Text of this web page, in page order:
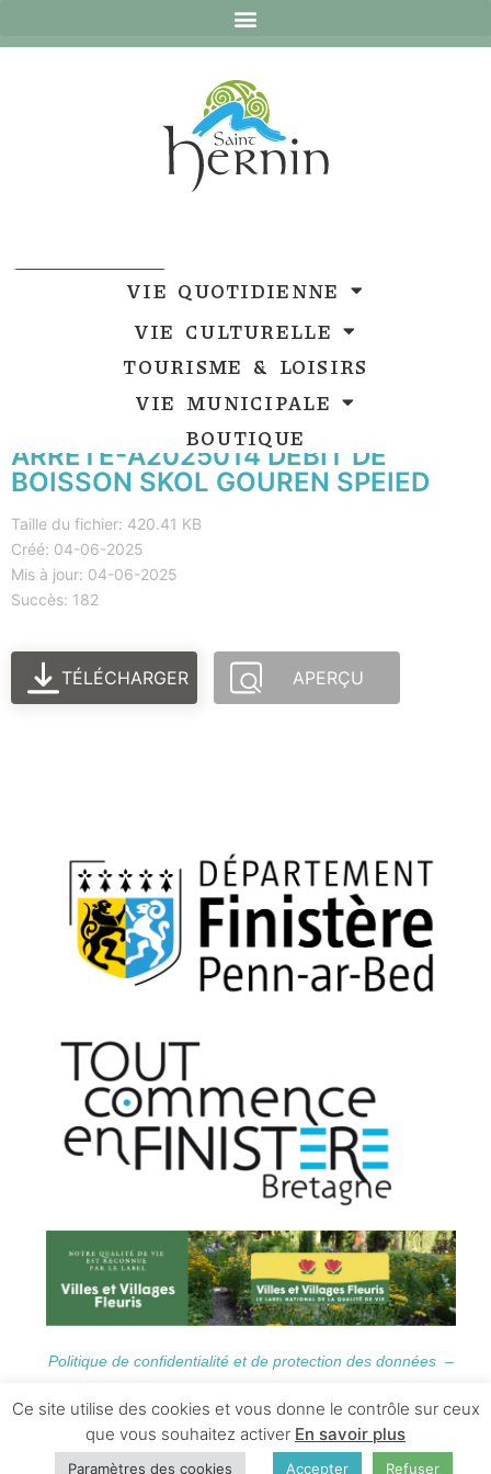
VIE QUOTIDIENNE
VIE CULTURELLE
TOURISME & LOISIRS
VIE MUNICIPALE
BOUTIQUE
ARRETE-A2025014 DEBIT DE
BOISSON SKOL GOUREN SPEIED
Taille du fichier: 420.41 KB
Créé: 04-06-2025
Mis à jour: 04-06-2025
Succès: 182
TÉLÉCHARGER APERÇU
Politique de confidentialité et de protection des données –
Informations Légales
Ce site utilise des cookies et vous donne le contrôle sur ceux
que vous souhaitez activer En savoir plus
Paramètres des cookies Accepter Refuser